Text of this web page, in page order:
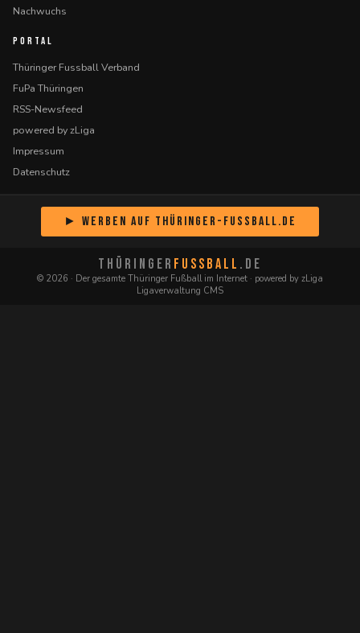
Nachwuchs
PORTAL
Thüringer Fussball Verband
FuPa Thüringen
RSS-Newsfeed
powered by zLiga
Impressum
Datenschutz
► Werben auf Thüringer-Fussball.de
THÜRINGER FUSSBALL .DE
© 2026 · Der gesamte Thüringer Fußball im Internet · powered by zLiga
Ligaverwaltung CMS